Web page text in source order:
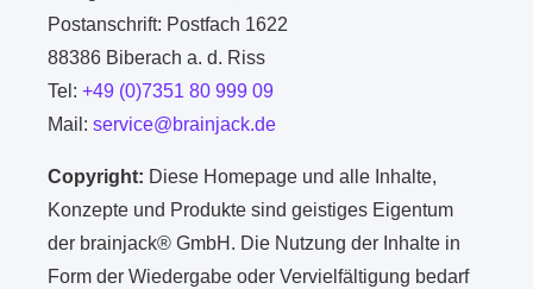
Postanschrift: Postfach 1622
88386 Biberach a. d. Riss
Tel:+49 (0)7351 80 999 09
Mail:service@brainjack.de
Copyright: Diese Homepage und alle Inhalte,
Konzepte und Produkte sind geistiges Eigentum
der brainjack® GmbH. Die Nutzung der Inhalte in
Form der Wiedergabe oder Vervielfältigung bedarf